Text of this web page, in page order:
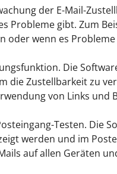
der E-Mail-
Probleme gibt. Zum
oder wenn es
Die
die Zustellbarkeit zu
von Links und
Testen. Die
werden und im
auf allen Geräten